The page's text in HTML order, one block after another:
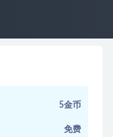
5金币
免费